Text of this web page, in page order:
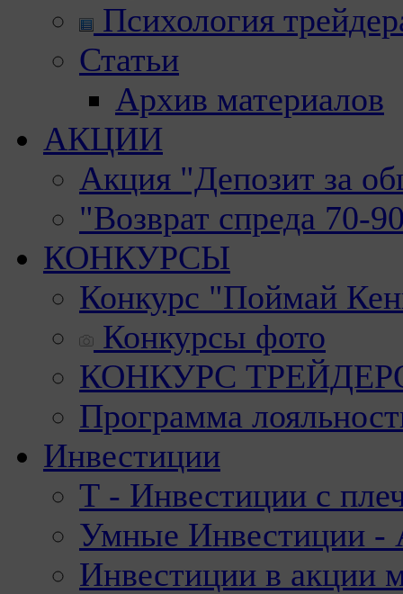
Психология
Статьи
Архив материалов
АКЦИИ
Акция "Депозит за
"Возврат спреда 70-
КОНКУРСЫ
Конкурс "Поймай
Конкурсы фото
КОНКУРС
Программа
Инвестиции
Т - Инвестиции с
Умные Инвестиции -
Инвестиции в акции